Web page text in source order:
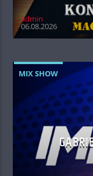
admin
06.08.2026
MIX SHOW